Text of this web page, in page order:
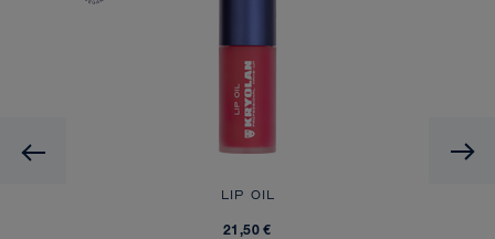
Previous
LIP OIL
21,50 €